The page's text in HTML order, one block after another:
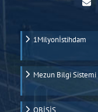
1Milyonİstihdam
Mezun Bilgi Sistemi
OBİSİS